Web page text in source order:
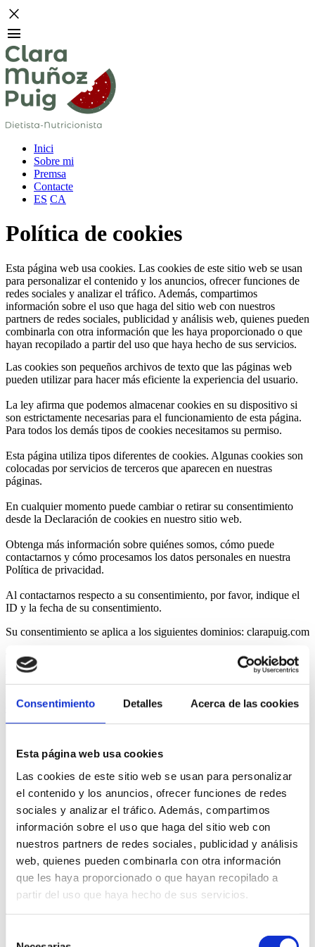
Consentimiento Detalles Acerca de las cookies
Esta página web usa cookies
Las cookies de este sitio web se usan para personalizar
el contenido y los anuncios, ofrecer funciones de redes
sociales y analizar el tráfico. Además, compartimos
información sobre el uso que haga del sitio web con
nuestros partners de redes sociales, publicidad y análisis
web, quienes pueden combinarla con otra información
que les haya proporcionado o que hayan recopilado a
partir del uso que haya hecho de sus servicios.
close
menu
Inici
Sobre mi
Premsa
Contacte
ES CA
Política de cookies
Esta página web usa cookies. Las cookies de este sitio web se usan
para personalizar el contenido y los anuncios, ofrecer funciones de
redes sociales y analizar el tráfico. Además, compartimos
información sobre el uso que haga del sitio web con nuestros
partners de redes sociales, publicidad y análisis web, quienes pueden
combinarla con otra información que les haya proporcionado o que
hayan recopilado a partir del uso que haya hecho de sus servicios.
Las cookies son pequeños archivos de texto que las páginas web
pueden utilizar para hacer más eficiente la experiencia del usuario.
La ley afirma que podemos almacenar cookies en su dispositivo si
son estrictamente necesarias para el funcionamiento de esta página.
Para todos los demás tipos de cookies necesitamos su permiso.
Esta página utiliza tipos diferentes de cookies. Algunas cookies son
colocadas por servicios de terceros que aparecen en nuestras
páginas.
En cualquier momento puede cambiar o retirar su consentimiento
desde la Declaración de cookies en nuestro sitio web.
Obtenga más información sobre quiénes somos, cómo puede
contactarnos y cómo procesamos los datos personales en nuestra
Política de privacidad.
Al contactarnos respecto a su consentimiento, por favor, indique el
ID y la fecha de su consentimiento.
Su consentimiento se aplica a los siguientes dominios: clarapuig.com
Tu estado actual: Denegar.
Cambiar tu consentimiento
Cookiebot:
Necesarias (2)
Las cookies necesarias ayudan a hacer una página web utilizable
activando funciones básicas como la navegación en la página y el
acceso a áreas seguras de la página web. La página web no
puede funcionar adecuadamente sin estas cookies.
Nombre Proveedor Propósito
máxima
de
CookieCons
Cookiebot
Almacena el estado de